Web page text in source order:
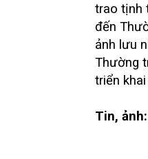
trao tịnh
đến
ảnh lưu
Thường
triển
Tin,